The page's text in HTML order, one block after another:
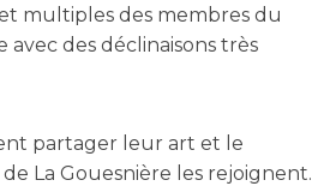
multiples des membres du
avec des déclinaisons très
partager leur art et le
La Gouesnière les rejoignent.